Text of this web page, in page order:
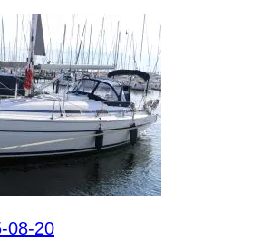
08-20